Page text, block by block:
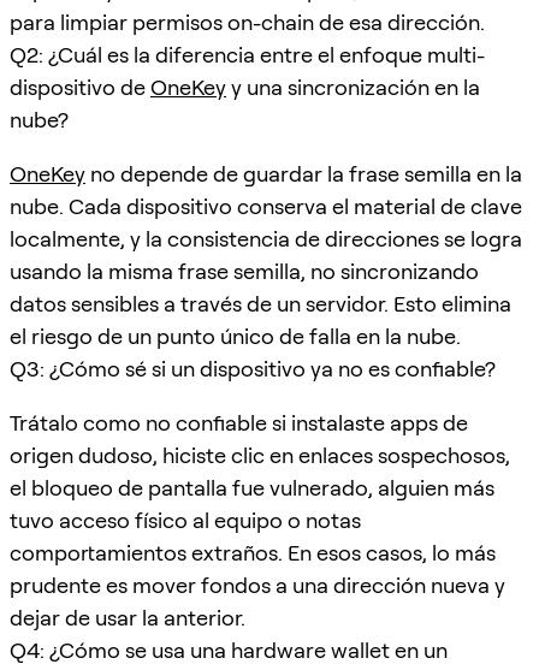
para limpiar permisos on-chain de esa dirección.
Q2: ¿Cuál es la diferencia entre el enfoque multi-
dispositivo deOneKeyy una sincronización en la
nube?
OneKey no depende de guardar la frase semilla en la
nube. Cada dispositivo conserva el material de clave
localmente, y la consistencia de direcciones se logra
usando la misma frase semilla, no sincronizando
datos sensibles a través de un servidor. Esto elimina
el riesgo de un punto único de falla en la nube.
Q3: ¿Cómo sé si un dispositivo ya no es confiable?
Trátalo como no confiable si instalaste apps de
origen dudoso, hiciste clic en enlaces sospechosos,
el bloqueo de pantalla fue vulnerado, alguien más
tuvo acceso físico al equipo o notas
comportamientos extraños. En esos casos, lo más
prudente es mover fondos a una dirección nueva y
dejar de usar la anterior.
Q4: ¿Cómo se usa una hardware wallet en un